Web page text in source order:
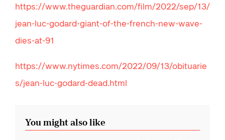
https://www.theguardian.com/film/2022/sep/13/
jean-luc-godard-giant-of-the-french-new-wave-
dies-at-91
https://www.nytimes.com/2022/09/13/obituarie
s/jean-luc-godard-dead.html
You might also like